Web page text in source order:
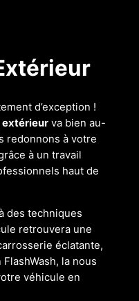
d’exception !
extérieur va bien au-
redonnons à votre
à un travail
haut de
des techniques
retrouvera une
éclatante,
la nous
véhicule en